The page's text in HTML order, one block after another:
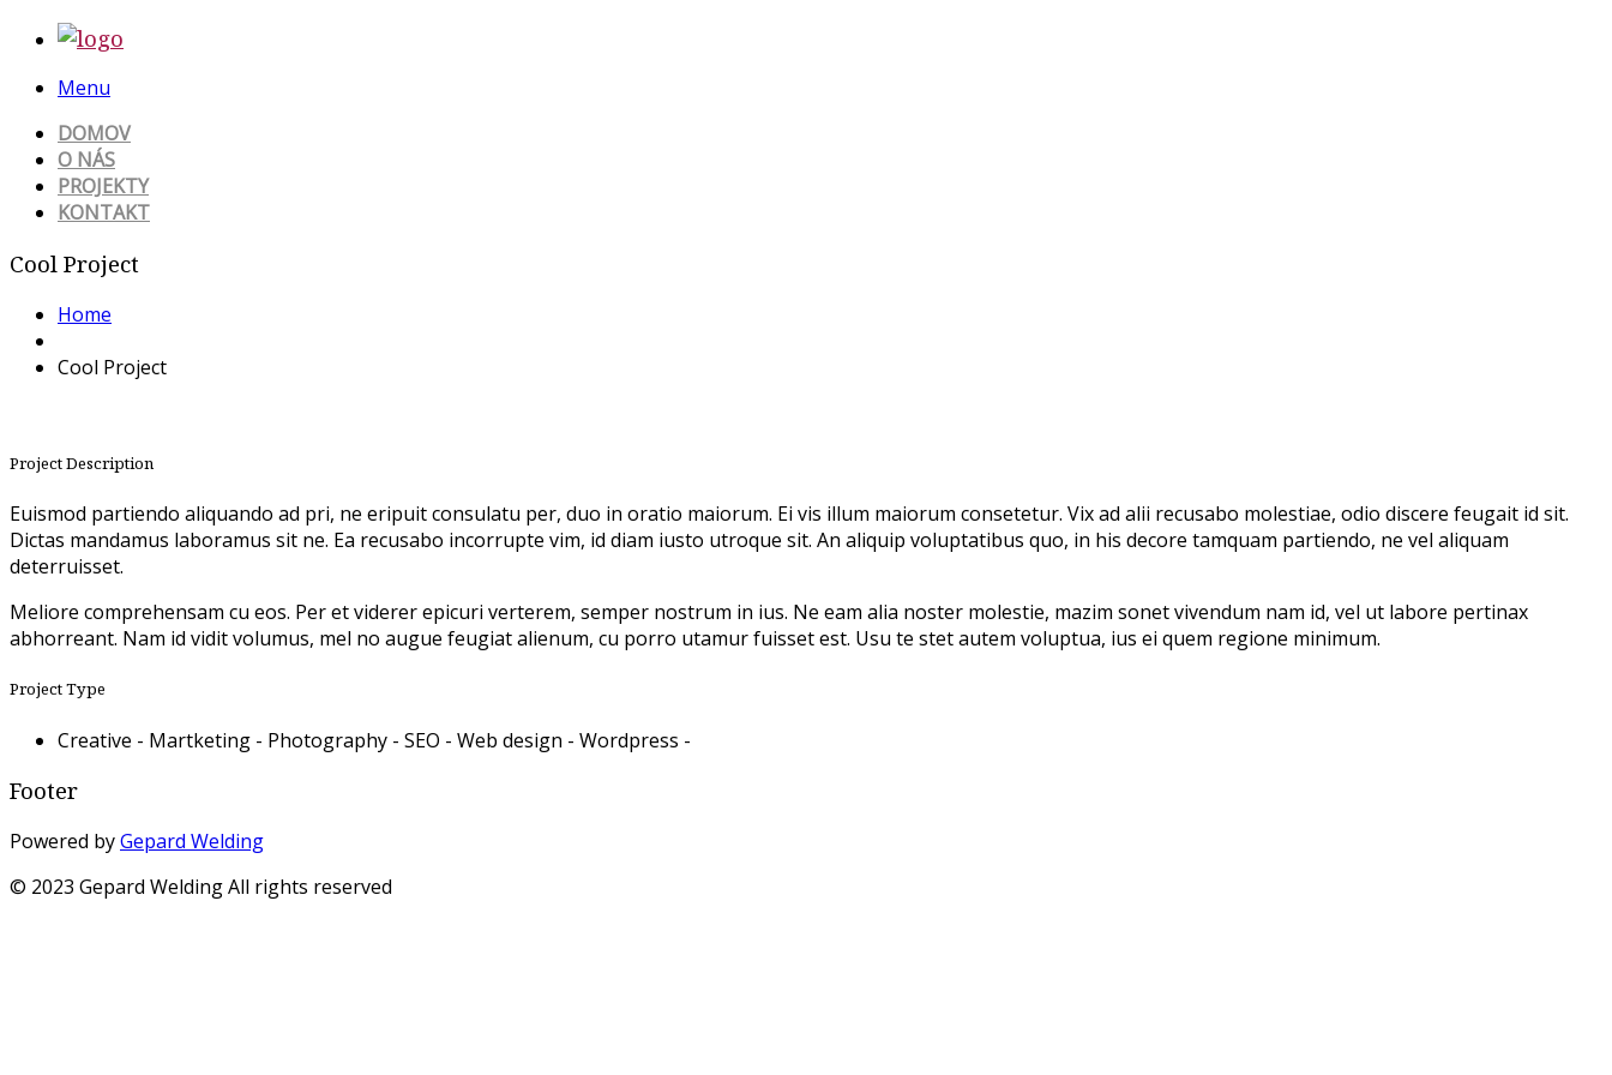
Menu
DOMOV
O NÁS
PROJEKTY
KONTAKT
Cool Project
Home
Cool Project
Project Description
Euismod partiendo aliquando ad pri, ne eripuit consulatu per, duo in oratio maiorum. Ei vis illum maiorum consetetur. Vix ad alii recusabo molestiae, odio discere feugait id sit.
Dictas mandamus laboramus sit ne. Ea recusabo incorrupte vim, id diam iusto utroque sit. An aliquip voluptatibus quo, in his decore tamquam partiendo, ne vel aliquam
deterruisset.
Meliore comprehensam cu eos. Per et viderer epicuri verterem, semper nostrum in ius. Ne eam alia noster molestie, mazim sonet vivendum nam id, vel ut labore pertinax
abhorreant. Nam id vidit volumus, mel no augue feugiat alienum, cu porro utamur fuisset est. Usu te stet autem voluptua, ius ei quem regione minimum.
Project Type
Creative - Martketing - Photography - SEO - Web design - Wordpress -
Footer
Powered byGepard Welding
© 2023 Gepard Welding All rights reserved